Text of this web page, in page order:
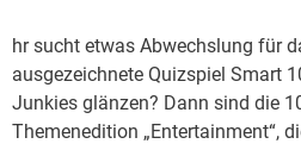
hr sucht etwas Abwechslung für
ausgezeichnete Quizspiel Smart
Junkies glänzen? Dann sind die
Themenedition „Entertainment“,